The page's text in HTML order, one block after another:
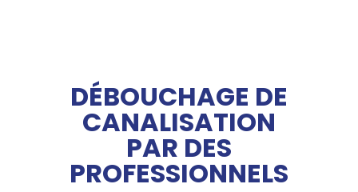
DÉBOUCHAGE DE
CANALISATION
PAR DES
PROFESSIONNELS